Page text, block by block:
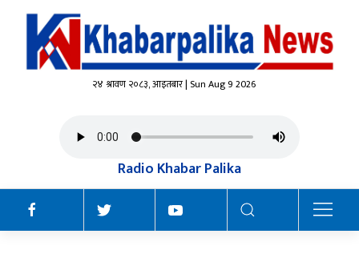
२४ श्रावण २०८३, आइतबार | Sun Aug 9 2026
Radio Khabar Palika